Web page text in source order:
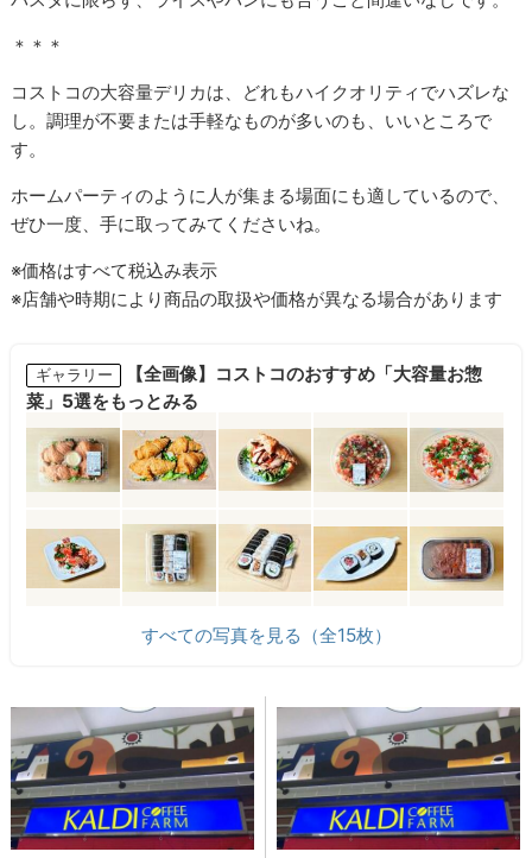
＊＊＊
コストコの大容量デリカは、どれもハイクオリティでハズレな
し。調理が不要または手軽なものが多いのも、いいところで
す。
ホームパーティのように人が集まる場面にも適しているので、
ぜひ一度、手に取ってみてくださいね。
※価格はすべて税込み表示
※店舗や時期により商品の取扱や価格が異なる場合があります
ギャラリー
【全画像】コストコのおすすめ「大容量お惣
菜」5選をもっとみる
すべての写真を見る（全15枚）